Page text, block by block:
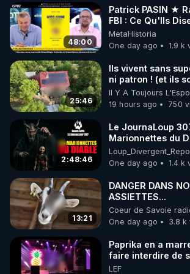
▶ 30 jours gratuit sur l’application de
de bien-être ENVOL :
Rendez-vous sur https://
le code : REGENERE
opération ratée
district de
la région de
Incapables de
par leurs propres
ukrainiennes ont
combattants du
reconnaissance
régiment d'assaut
cette opération
impossible, ils
éliminer avant leur
De plus, après
leurs visages
l'identification des
difficile. Cette
courante chez les
nationalistes
l'époque, nos
découvraient
les corps de
48:00
Patrick PASIN ★
FBI : Ce Qu'Ils
Grave Sur Hitler
MetaHistoria
One day ago
1.9 k
25:46
Ils vivent sans
ni patron ! (et ils
heureux)
Il Y A Toujours
19 hours ago
750
2:48:46
Le JournaLoup
Marionnettes du
Loup Divergent
One day ago
1.4 k
13:21
DANGER DANS
ASSIETTES...
Coeur de Savoie
One day ago
3.8 k
Paprika en a
faire interdire de
Elle décide donc
LEF